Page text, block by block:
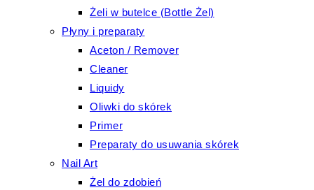
Żeli w butelce (Bottle Żel)
Płyny i preparaty
Aceton / Remover
Cleaner
Liquidy
Oliwki do skórek
Primer
Preparaty do usuwania skórek
Nail Art
Żel do zdobień